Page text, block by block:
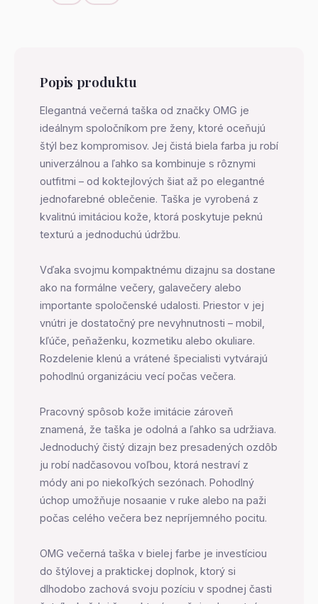
Popis produktu
Elegantná večerná taška od značky OMG je
ideálnym spoločníkom pre ženy, ktoré oceňujú
štýl bez kompromisov. Jej čistá biela farba ju robí
univerzálnou a ľahko sa kombinuje s rôznymi
outfitmi – od koktejlových šiat až po elegantné
jednofarebné oblečenie. Taška je vyrobená z
kvalitnú imitáciou kože, ktorá poskytuje peknú
texturú a jednoduchú údržbu.
Vďaka svojmu kompaktnému dizajnu sa dostane
ako na formálne večery, galavečery alebo
importante spoločenské udalosti. Priestor v jej
vnútri je dostatočný pre nevyhnutnosti – mobil,
kľúče, peňaženku, kozmetiku alebo okuliare.
Rozdelenie klenú a vrátené špecialisti vytvárajú
pohodlnú organizáciu vecí počas večera.
Pracovný spôsob kože imitácie zároveň
znamená, že taška je odolná a ľahko sa udržiava.
Jednoduchý čistý dizajn bez presadených ozdôb
ju robí nadčasovou voľbou, ktorá nestraví z
módy ani po niekoľkých sezónach. Pohodlný
úchop umožňuje nosaanie v ruke alebo na paži
počas celého večera bez nepríjemného pocitu.
OMG večerná taška v bielej farbe je investíciou
do štýlovej a praktickej doplnok, ktorý si
dlhodobo zachová svoju pozíciu v spodnej časti